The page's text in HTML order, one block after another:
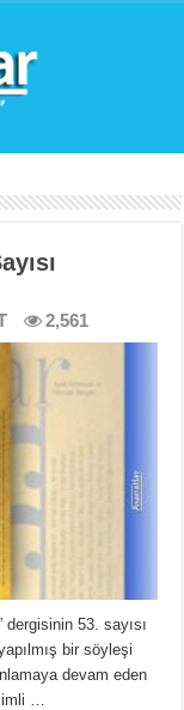
2,561
dergisinin 53. sayısı
bir söyleşi
devam eden
…